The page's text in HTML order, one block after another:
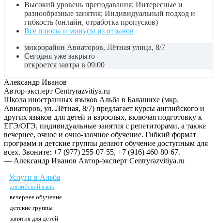
Высокий уровень преподавания; Интересные и
разнообразные занятия; Индивидуальный подход и
гибкость (онлайн, отработка пропусков)
Все плюсы и минусы из отзывов
микрорайон Авиаторов, Лётная улица, 8/7
Сегодня уже закрыто
откроется завтра в 09:00
Александр Иванов
Автор-эксперт Centryrazvitiya.ru
Школа иностранных языков Альба в Балашихе (мкр.
Авиаторов, ул. Лётная, 8/7) предлагает курсы английского и
других языков для детей и взрослых, включая подготовку к
ЕГЭ/ОГЭ, индивидуальные занятия с репетиторами, а также
вечернее, очное и очно-заочное обучение. Гибкий формат
программ и детские группы делают обучение доступным для
всех. Звоните: +7 (977) 255-07-55, +7 (916) 460-80-67.
— Александр Иванов Автор-эксперт Centryrazvitiya.ru
Услуги в Альба
английский язык
вечернее обучение
детские группы
занятия для детей